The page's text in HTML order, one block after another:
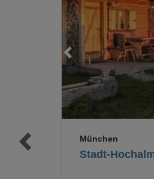
Stadt-
München